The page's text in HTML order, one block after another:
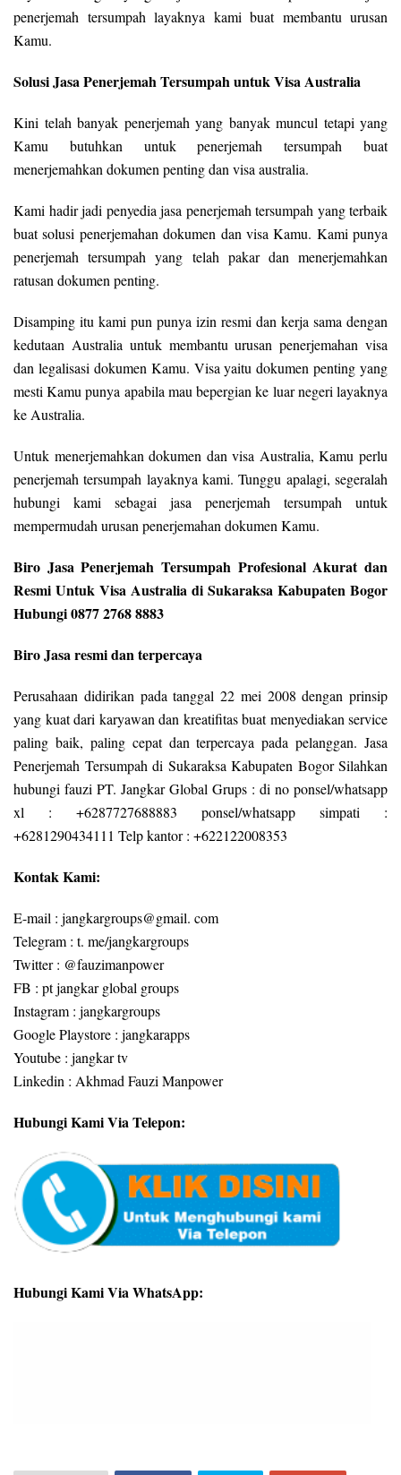
penerjemah tersumpah layaknya kami buat membantu urusan
Kamu.
Solusi Jasa Penerjemah Tersumpah untuk Visa Australia
Kini telah banyak penerjemah yang banyak muncul tetapi yang
Kamu butuhkan untuk penerjemah tersumpah buat
menerjemahkan dokumen penting dan visa australia.
Kami hadir jadi penyedia jasa penerjemah tersumpah yang terbaik
buat solusi penerjemahan dokumen dan visa Kamu. Kami punya
penerjemah tersumpah yang telah pakar dan menerjemahkan
ratusan dokumen penting.
Disamping itu kami pun punya izin resmi dan kerja sama dengan
kedutaan Australia untuk membantu urusan penerjemahan visa
dan legalisasi dokumen Kamu. Visa yaitu dokumen penting yang
mesti Kamu punya apabila mau bepergian ke luar negeri layaknya
ke Australia.
Untuk menerjemahkan dokumen dan visa Australia, Kamu perlu
penerjemah tersumpah layaknya kami. Tunggu apalagi, segeralah
hubungi kami sebagai jasa penerjemah tersumpah untuk
mempermudah urusan penerjemahan dokumen Kamu.
Biro Jasa Penerjemah Tersumpah Profesional Akurat dan
Resmi Untuk Visa Australia di Sukaraksa Kabupaten Bogor
Hubungi 0877 2768 8883
Biro Jasa resmi dan terpercaya
Perusahaan didirikan pada tanggal 22 mei 2008 dengan prinsip
yang kuat dari karyawan dan kreatifitas buat menyediakan service
paling baik, paling cepat dan terpercaya pada pelanggan. Jasa
Penerjemah Tersumpah di Sukaraksa Kabupaten Bogor Silahkan
hubungi fauzi PT. Jangkar Global Grups : di no ponsel/whatsapp
xl : +6287727688883 ponsel/whatsapp simpati :
+6281290434111 Telp kantor : +622122008353
Kontak Kami:
E-mail : jangkargroups@gmail. com
Telegram : t. me/jangkargroups
Twitter : @fauzimanpower
FB : pt jangkar global groups
Instagram : jangkargroups
Google Playstore : jangkarapps
Youtube : jangkar tv
Linkedin : Akhmad Fauzi Manpower
Hubungi Kami Via Telepon:
Hubungi Kami Via WhatsApp: